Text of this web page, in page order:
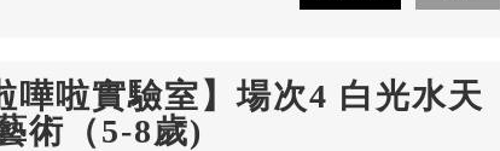
嘩啦實驗室】場次4 白光水天
術（5-8歲)